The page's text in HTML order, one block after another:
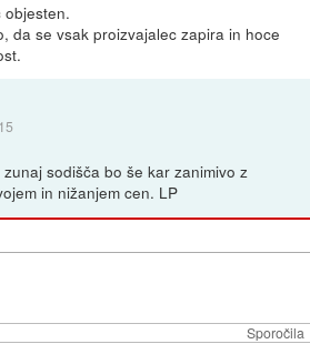
da se vsak proizvajalec zapira in hoce
sodišča bo še kar zanimivo z
in nižanjem cen. LP
Sporočila